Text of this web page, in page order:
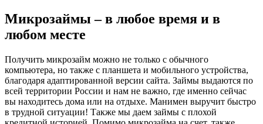
Микрозаймы – в любое время и в
любом месте
Получить микрозайм можно не только с обычного
компьютера, но также с планшета и мобильного устройства,
благодаря адаптированной версии сайта. Займы выдаются по
всей территории России и нам не важно, где именно сейчас
вы находитесь дома или на отдыхе. Манимен выручит быстро
в трудной ситуации! Также мы даем займы с плохой